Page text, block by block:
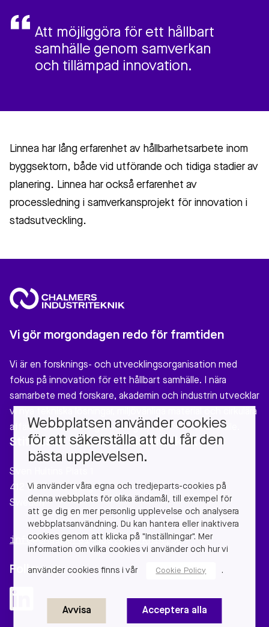
Att möjliggöra för ett hållbart
samhälle genom samverkan
och tillämpad innovation.
Linnea har lång erfarenhet av hållbarhetsarbete inom
byggsektorn, både vid utförande och tidiga stadier av
planering. Linnea har också erfarenhet av
processledning i samverkansprojekt för innovation i
stadsutveckling.
Vi gör morgondagen redo för framtiden
Vi är en forsknings- och utvecklingsorganisation med
fokus på innovation för ett hållbart samhälle. I nära
samarbete med forskare, akademin och industrin utvecklar
vi nya tekniska lösningar, miljövänliga material och cirkulära
affärsmodeller som gör verklig nytta för vårt samhälle.
Stiftelsen Chalmers Industriteknik
Sven Hultins Plats 1
412 58 Gothenburg
Sweden
info@chalmersindustriteknik.se
Follow us
Webbplatsen använder cookies
för att säkerställa att du får den
bästa upplevelsen.
Vi använder våra egna och tredjeparts-cookies på
denna webbplats för olika ändamål, till exempel för
att ge dig en mer personlig upplevelse och analysera
webbplatsanvändning. Du kan hantera eller inaktivera
cookies genom att klicka på "Inställningar". Mer
information om vilka cookies vi använder och hur vi
använder cookies finns i vår Cookie Policy .
Avvisa Acceptera alla